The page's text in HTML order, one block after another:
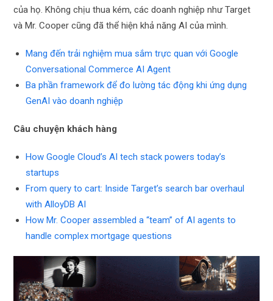
của họ. Không chịu thua kém, các doanh nghiệp như Target
và Mr. Cooper cũng đã thể hiện khả năng AI của mình.
Mang đến trải nghiệm mua sắm trực quan với Google
Conversational Commerce AI Agent
Ba phần framework để đo lường tác động khi ứng dụng
GenAI vào doanh nghiệp
Câu chuyện khách hàng
How Google Cloud’s AI tech stack powers today’s
startups
From query to cart: Inside Target’s search bar overhaul
with AlloyDB AI
How Mr. Cooper assembled a “team” of AI agents to
handle complex mortgage questions